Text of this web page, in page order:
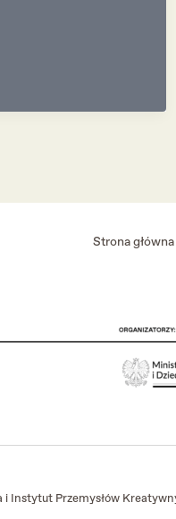
Strona główna
Instytut Przemysłów